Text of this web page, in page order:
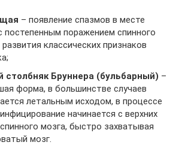
– появление спазмов в месте
постепенным поражением спинного
классических признаков
столбняк Бруннера (бульбарный) –
форма, в большинстве случаев
летальным исходом, в процессе
начинается с верхних
мозга, быстро захватывая
мозг.